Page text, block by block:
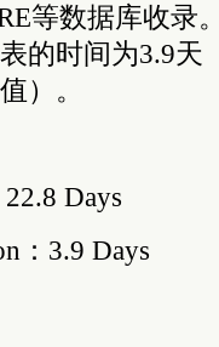
等数据库收录
的时间为3.9天
）。
Days
：3.9 Days